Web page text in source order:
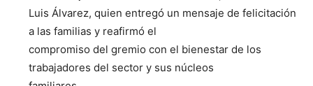
Luis Álvarez, quien entregó un mensaje de felicitación
a las familias y reafirmó el
compromiso del gremio con el bienestar de los
trabajadores del sector y sus núcleos